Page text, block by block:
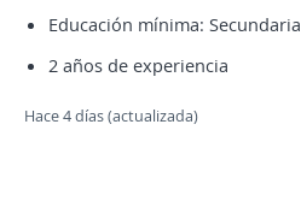
Educación mínima: Secundaria
2 años de experiencia
Hace 4 días (actualizada)